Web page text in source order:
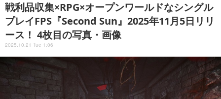
戦利品収集×RPG×オープンワールドなシングル
プレイFPS『Second Sun』2025年11月5日リリ
ース！ 4枚目の写真・画像
2025.10.21 Tue 1:06